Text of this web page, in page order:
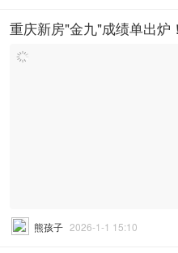
重庆新房"金九"成绩单出炉
熊孩子 2026-1-1 15:10